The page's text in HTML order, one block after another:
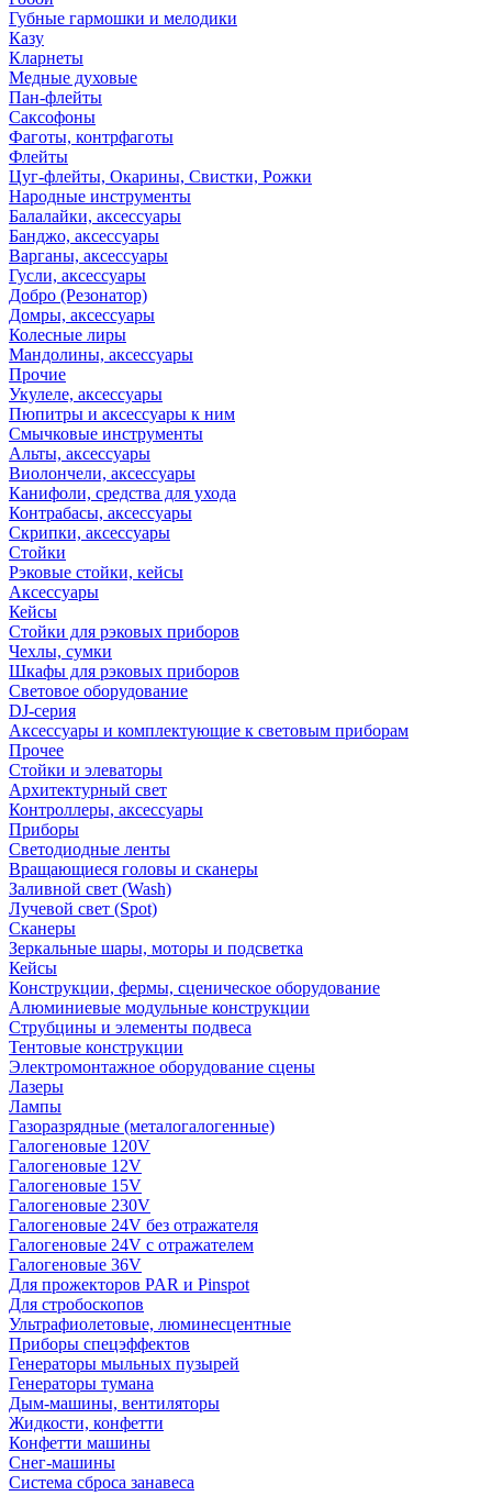
Губные гармошки и мелодики
Казу
Кларнеты
Медные духовые
Пан-флейты
Саксофоны
Фаготы, контрфаготы
Флейты
Цуг-флейты, Окарины, Свистки, Рожки
Народные инструменты
Балалайки, аксессуары
Банджо, аксессуары
Варганы, аксессуары
Гусли, аксессуары
Добро (Резонатор)
Домры, аксессуары
Колесные лиры
Мандолины, аксессуары
Прочие
Укулеле, аксессуары
Пюпитры и аксессуары к ним
Смычковые инструменты
Альты, аксессуары
Виолончели, аксессуары
Канифоли, средства для ухода
Контрабасы, аксессуары
Скрипки, аксессуары
Стойки
Рэковые стойки, кейсы
Аксессуары
Кейсы
Стойки для рэковых приборов
Чехлы, сумки
Шкафы для рэковых приборов
Световое оборудование
DJ-серия
Аксессуары и комплектующие к световым приборам
Прочее
Стойки и элеваторы
Архитектурный свет
Контроллеры, аксессуары
Приборы
Светодиодные ленты
Вращающиеся головы и сканеры
Заливной свет (Wash)
Лучевой свет (Spot)
Сканеры
Зеркальные шары, моторы и подсветка
Кейсы
Конструкции, фермы, сценическое оборудование
Алюминиевые модульные конструкции
Струбцины и элементы подвеса
Тентовые конструкции
Электромонтажное оборудование сцены
Лазеры
Лампы
Газоразрядные (металогалогенные)
Галогеновые 120V
Галогеновые 12V
Галогеновые 15V
Галогеновые 230V
Галогеновые 24V без отражателя
Галогеновые 24V с отражателем
Галогеновые 36V
Для прожекторов PAR и Pinspot
Для стробоскопов
Ультрафиолетовые, люминесцентные
Приборы спецэффектов
Генераторы мыльных пузырей
Генераторы тумана
Дым-машины, вентиляторы
Жидкости, конфетти
Конфетти машины
Снег-машины
Система сброса занавеса